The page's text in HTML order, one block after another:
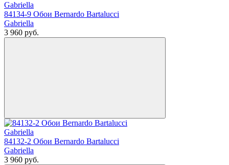
84134-9 Обои Bernardo Bartalucci
Gabriella
3 960 руб.
84132-2 Обои Bernardo Bartalucci
Gabriella
3 960 руб.